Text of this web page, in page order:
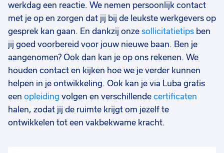
werkdag een reactie. We nemen persoonlijk contact
met je op en zorgen dat jij bij de leukste werkgevers op
gesprek kan gaan. En dankzij onze sollicitatietips ben
jij goed voorbereid voor jouw nieuwe baan. Ben je
aangenomen? Ook dan kan je op ons rekenen. We
houden contact en kijken hoe we je verder kunnen
helpen in je ontwikkeling. Ook kan je via Luba gratis
een opleiding volgen en verschillende certificaten
halen, zodat jij de ruimte krijgt om jezelf te
ontwikkelen tot een vakbekwame kracht.
Soort contract 0
Uitzicht op vast
Vast 5
Uren per week 0
37 - 40+ uur 9
25 - 32 uur 4